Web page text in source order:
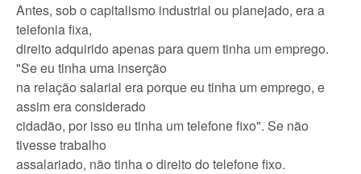
Antes, sob o capitalismo industrial ou planejado, era a
telefonia fixa,
direito adquirido apenas para quem tinha um emprego.
"Se eu tinha uma inserção
na relação salarial era porque eu tinha um emprego, e
assim era considerado
cidadão, por isso eu tinha um telefone fixo". Se não
tivesse trabalho
assalariado, não tinha o direito do telefone fixo.